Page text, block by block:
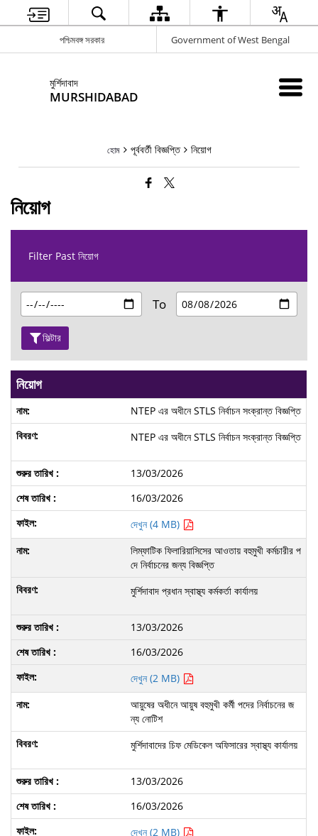
পশ্চিমবঙ্গ সরকার Government of West Bengal
মুর্শিদাবাদ
MURSHIDABAD
হোম পূর্ববর্তী বিজ্ঞপ্তি নিয়োগ
নিয়োগ
Filter Past নিয়োগ
To
ফিল্টার
নিয়োগ
NTEP এর অধীনে STLS নির্বাচন সংক্রান্ত বিজ্ঞপ্তি
NTEP এর অধীনে STLS নির্বাচন সংক্রান্ত বিজ্ঞপ্তি
13/03/2026
16/03/2026
দেখুন (4 MB)
লিম্ফাটিক ফিলারিয়াসিসের আওতায় বহুমুখী কর্মচারীর প
দে নির্বাচনের জন্য বিজ্ঞপ্তি
মুর্শিদাবাদ প্রধান স্বাস্থ্য কর্মকর্তা কার্যালয়
13/03/2026
16/03/2026
দেখুন (2 MB)
আয়ুষের অধীনে আয়ুষ বহুমুখী কর্মী পদের নির্বাচনের জ
ন্য নোটিশ
মুর্শিদাবাদের চিফ মেডিকেল অফিসারের স্বাস্থ্য কার্যালয়
13/03/2026
16/03/2026
দেখুন (2 MB)